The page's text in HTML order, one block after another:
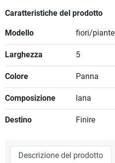
Caratteristiche del prodotto
Modello fiori/piante
Larghezza 5
Colore Panna
Composizione lana
Destino Finire
Descrizione del prodotto